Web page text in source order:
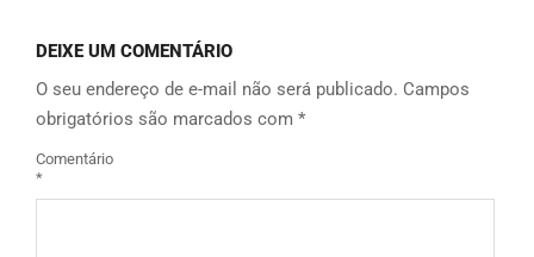
DEIXE UM COMENTÁRIO
O seu endereço de e-mail não será publicado. Campos
obrigatórios são marcados com *
Comentário
*